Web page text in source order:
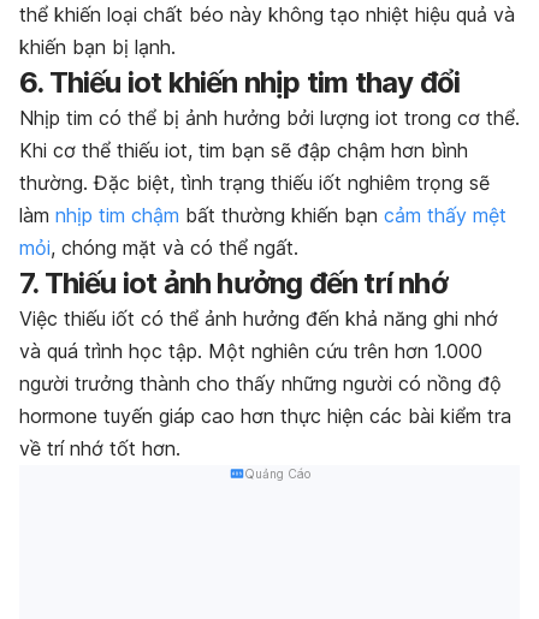
thể khiến loại chất béo này không tạo nhiệt hiệu quả và
khiến bạn bị lạnh.
6. Thiếu iot khiến nhịp tim thay đổi
Nhịp tim có thể bị ảnh hưởng bởi lượng iot trong cơ thể.
Khi cơ thể thiếu iot, tim bạn sẽ đập chậm hơn bình
thường. Đặc biệt, tình trạng thiếu iốt nghiêm trọng sẽ
làm nhịp tim chậm bất thường khiến bạn cảm thấy mệt
mỏi, chóng mặt và có thể ngất.
7. Thiếu iot ảnh hưởng đến trí nhớ
Việc thiếu iốt có thể ảnh hưởng đến khả năng ghi nhớ
và quá trình học tập. Một nghiên cứu trên hơn 1.000
người trưởng thành cho thấy những người có nồng độ
hormone tuyến giáp cao hơn thực hiện các bài kiểm tra
về trí nhớ tốt hơn.
Quảng Cáo